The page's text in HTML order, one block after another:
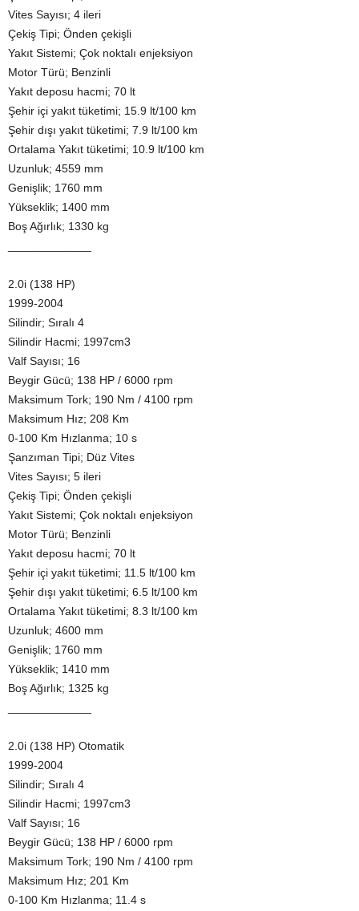
Vites Sayısı; 4 ileri
Çekiş Tipi; Önden çekişli
Yakıt Sistemi; Çok noktalı enjeksiyon
Motor Türü; Benzinli
Yakıt deposu hacmi; 70 lt
Şehir içi yakıt tüketimi; 15.9 lt/100 km
Şehir dışı yakıt tüketimi; 7.9 lt/100 km
Ortalama Yakıt tüketimi; 10.9 lt/100 km
Uzunluk; 4559 mm
Genişlik; 1760 mm
Yükseklik; 1400 mm
Boş Ağırlık; 1330 kg
2.0i (138 HP)
1999-2004
Silindir; Sıralı 4
Silindir Hacmi; 1997cm3
Valf Sayısı; 16
Beygir Gücü; 138 HP / 6000 rpm
Maksimum Tork; 190 Nm / 4100 rpm
Maksimum Hız; 208 Km
0-100 Km Hızlanma; 10 s
Şanzıman Tipi; Düz Vites
Vites Sayısı; 5 ileri
Çekiş Tipi; Önden çekişli
Yakıt Sistemi; Çok noktalı enjeksiyon
Motor Türü; Benzinli
Yakıt deposu hacmi; 70 lt
Şehir içi yakıt tüketimi; 11.5 lt/100 km
Şehir dışı yakıt tüketimi; 6.5 lt/100 km
Ortalama Yakıt tüketimi; 8.3 lt/100 km
Uzunluk; 4600 mm
Genişlik; 1760 mm
Yükseklik; 1410 mm
Boş Ağırlık; 1325 kg
2.0i (138 HP) Otomatik
1999-2004
Silindir; Sıralı 4
Silindir Hacmi; 1997cm3
Valf Sayısı; 16
Beygir Gücü; 138 HP / 6000 rpm
Maksimum Tork; 190 Nm / 4100 rpm
Maksimum Hız; 201 Km
0-100 Km Hızlanma; 11.4 s